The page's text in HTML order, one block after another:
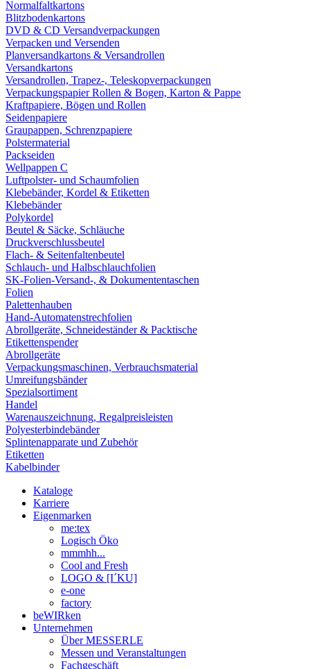
Normalfaltkartons
Blitzbodenkartons
DVD & CD Versandverpackungen
Verpacken und Versenden
Planversandkartons & Versandrollen
Versandkartons
Versandrollen, Trapez-, Teleskopverpackungen
Verpackungspapier Rollen & Bogen, Karton & Pappe
Kraftpapiere, Bögen und Rollen
Seidenpapiere
Graupappen, Schrenzpapiere
Polstermaterial
Packseiden
Wellpappen C
Luftpolster- und Schaumfolien
Klebebänder, Kordel & Etiketten
Klebebänder
Polykordel
Beutel & Säcke, Schläuche
Druckverschlussbeutel
Flach- & Seitenfaltenbeutel
Schlauch- und Halbschlauchfolien
SK-Folien-Versand-, & Dokumententaschen
Folien
Palettenhauben
Hand-Automatenstrechfolien
Abrollgeräte, Schneideständer & Packtische
Etikettenspender
Abrollgeräte
Verpackungsmaschinen, Verbrauchsmaterial
Umreifungsbänder
Spezialsortiment
Handel
Warenauszeichnung, Regalpreisleisten
Polyesterbindebänder
Splintenapparate und Zubehör
Etiketten
Kabelbinder
Kataloge
Karriere
Eigenmarken
me:tex
Logisch Öko
mmmhh...
Cool and Fresh
LOGO & [I´KU]
e-one
factory
beWIRken
Unternehmen
Über MESSERLE
Messen und Veranstaltungen
Fachgeschäft